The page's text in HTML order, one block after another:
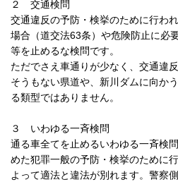
２ 交通検問
交通違反の予防・検挙のために行わ
場合（道交法63条）や危険防止に必
等を止めるな検問です。
ただでさえ車通りが少なく、交通違
そうもない県道や、新川ダムに向か
る類型ではありません。
３ いわゆる一斉検問
通る車全てを止めるいわゆる一斉検
めた犯罪一般の予防・検挙のために
よって適法と違法が別れます。警察